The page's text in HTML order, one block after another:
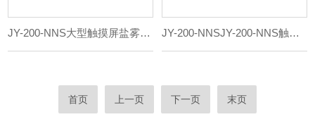
JY-200-NNS大型触摸屏盐雾试验箱-非标定制 JY-200-NNSJY-200-NNS触摸屏盐雾试验箱
首页 上一页 下一页 末页